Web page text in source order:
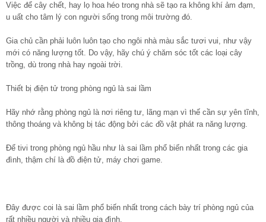
Việc để cây chết, hay lọ hoa héo trong nhà sẽ tạo ra không khí ảm đạm,
u uất cho tâm lý con người sống trong môi trường đó.
Gia chủ cần phải luôn luôn tạo cho ngôi nhà màu sắc tươi vui, như vậy
mới có năng lượng tốt. Do vậy, hãy chú ý chăm sóc tốt các loại cây
trồng, dù trong nhà hay ngoài trời.
Thiết bị điện tử trong phòng ngủ là sai lầm
Hãy nhớ rằng phòng ngủ là nơi riêng tư, lãng mạn vì thế cần sự yên tĩnh,
thông thoáng và không bị tác động bởi các đồ vật phát ra năng lượng.
Để tivi trong phòng ngủ hầu như là sai lầm phổ biến nhất trong các gia
đình, thậm chí là đồ điện tử, máy chơi game.
Đây được coi là sai lầm phổ biến nhất trong cách bày trí phòng ngủ của
rất nhiều người và nhiều gia đình.